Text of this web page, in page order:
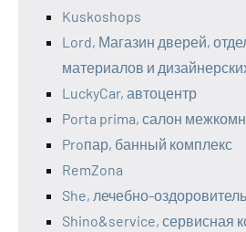
Kuskoshops
Lord, Магазин дверей,
материалов и
LuckyCar, автоцентр
Porta prima, салон
Proпар, банный комплекс
RemZona
She, лечебно-
Shino&service, сервисная